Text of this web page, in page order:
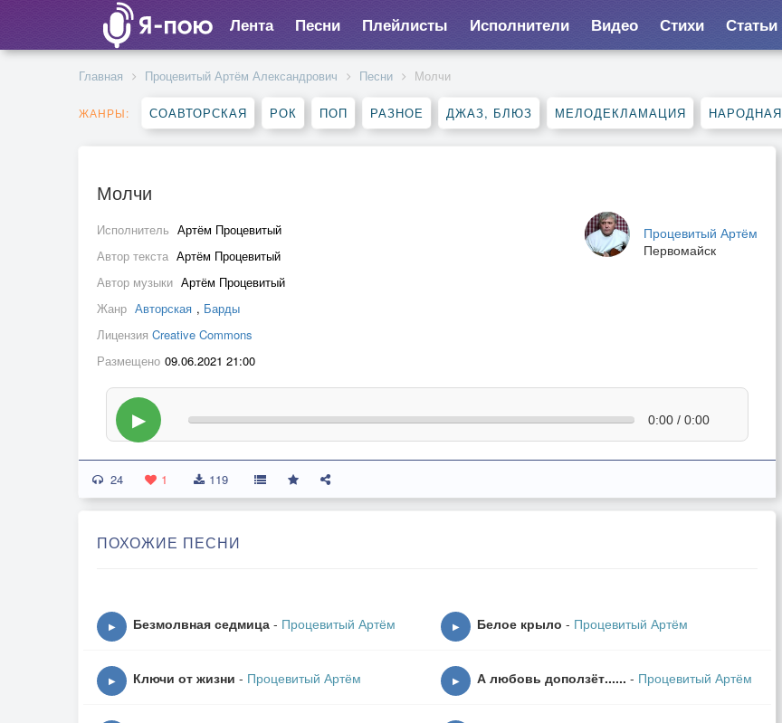
Лента Песни Плейлисты Исполнители Видео Стихи Статьи
Главная Процевитый Артём Александрович Песни Молчи
ЖАНРЫ: СОАВТОРСКАЯ РОК ПОП РАЗНОЕ ДЖАЗ, БЛЮЗ МЕЛОДЕКЛАМАЦИЯ НАРОДНАЯ
Молчи
Процевитый Артём
Первомайск
Исполнитель Артём Процевитый
Автор текста Артём Процевитый
Автор музыки Артём Процевитый
Жанр Авторская , Барды
Лицензия Creative Commons
Размещено 09.06.2021 21:00
▶ 0:00 / 0:00
24 1 119
ПОХОЖИЕ ПЕСНИ
▶ Безмолвная седмица - Процевитый Артём ▶ Белое крыло - Процевитый Артём
▶ Ключи от жизни - Процевитый Артём ▶ А любовь доползёт...... - Процевитый Артём